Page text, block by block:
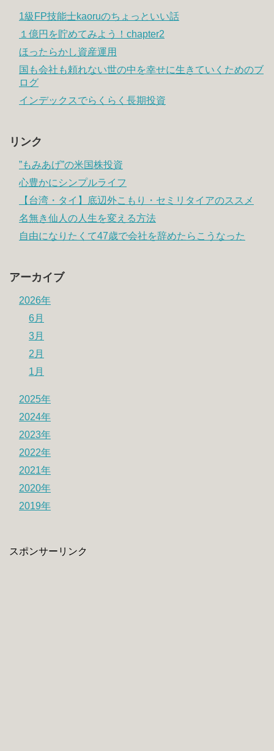
1級FP技能士kaoruのちょっといい話
１億円を貯めてみよう！chapter2
ほったらかし資産運用
国も会社も頼れない世の中を幸せに生きていくためのブ
ログ
インデックスでらくらく長期投資
リンク
”もみあげ”の米国株投資
心豊かにシンプルライフ
【台湾・タイ】底辺外こもり・セミリタイアのススメ
名無き仙人の人生を変える方法
自由になりたくて47歳で会社を辞めたらこうなった
アーカイブ
2026年
6月
3月
2月
1月
2025年
2024年
2023年
2022年
2021年
2020年
2019年
スポンサーリンク